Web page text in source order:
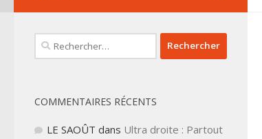
Rechercher :
COMMENTAIRES RÉCENTS
LE SAOÛT dans Ultra droite : Partout